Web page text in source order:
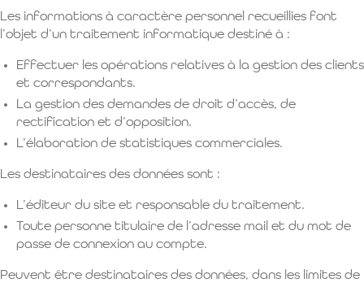
Les informations à caractère personnel recueillies font
l’objet d’un traitement informatique destiné à :
Effectuer les opérations relatives à la gestion des clients
et correspondants.
La gestion des demandes de droit d’accès, de
rectification et d’opposition.
L’élaboration de statistiques commerciales.
Les destinataires des données sont :
L’éditeur du site et responsable du traitement.
Toute personne titulaire de l’adresse mail et du mot de
passe de connexion au compte.
Peuvent être destinataires des données, dans les limites de